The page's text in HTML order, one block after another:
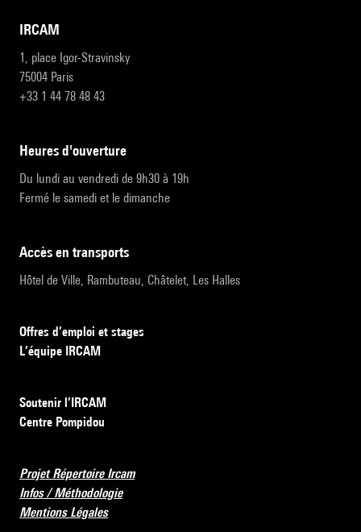
IRCAM
1, place Igor-Stravinsky
75004 Paris
+33 1 44 78 48 43
heures d'ouverture
Du lundi au vendredi de 9h30 à 19h
Fermé le samedi et le dimanche
accès en transports
Hôtel de Ville, Rambuteau, Châtelet, Les Halles
Offres d’emploi et stages
L’équipe IRCAM
Soutenir l’IRCAM
Centre Pompidou
Projet Répertoire Ircam
Infos / Méthodologie
Mentions Légales